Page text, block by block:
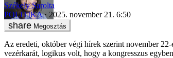
Székely Sarolta
POLITIKA
2025. november 21. 6:50
Megosztás
Az eredeti, október végi hírek szerint november
vezérkarát, logikus volt, hogy a kongresszus